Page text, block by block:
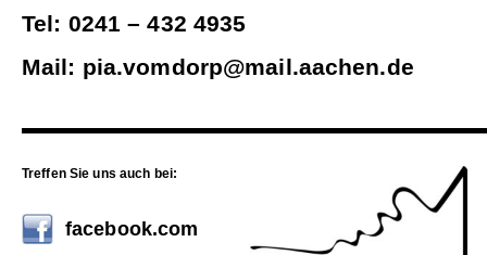
Tel: 0241 – 432 4935
Mail: pia.vomdorp@mail.aachen.de
Treffen Sie uns auch bei:
facebook.com